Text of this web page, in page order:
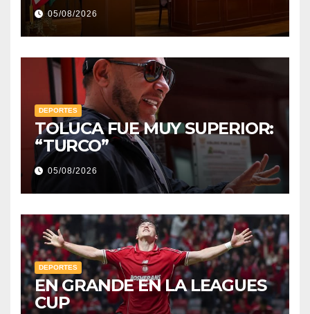
05/08/2026
DEPORTES
TOLUCA FUE MUY SUPERIOR:
“TURCO”
05/08/2026
DEPORTES
EN GRANDE EN LA LEAGUES
CUP